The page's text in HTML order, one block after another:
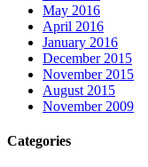
May 2016
April 2016
January 2016
December 2015
November 2015
August 2015
November 2009
Categories